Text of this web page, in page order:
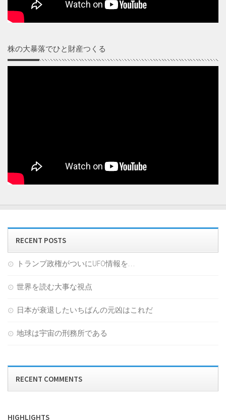
株の大暴落でひと財産つくる
RECENT POSTS
トランプ政権がついにUFO情報を…
世界を読む大事な視点
日本が衰退したいちばんの元凶はこれだ
地球は宇宙の刑務所である
RECENT COMMENTS
HIGHLIGHTS